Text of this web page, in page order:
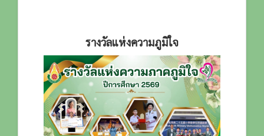
รางวัลแห่งความภูมิใจ